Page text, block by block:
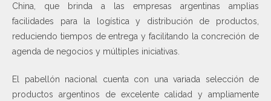
China, que brinda a las empresas argentinas amplias
facilidades para la logística y distribución de productos,
reduciendo tiempos de entrega y facilitando la concreción de
agenda de negocios y múltiples iniciativas.
El pabellón nacional cuenta con una variada selección de
productos argentinos de excelente calidad y ampliamente